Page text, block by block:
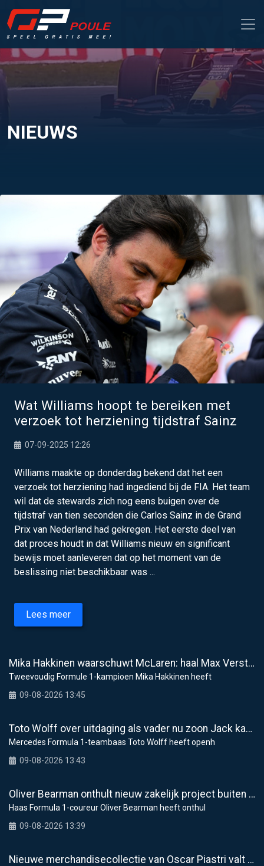
NIEUWS
Wat Williams hoopt te bereiken met
verzoek tot herziening tijdstraf Sainz
07-09-2025 12:26
Williams maakte op donderdag bekend dat het een
verzoek tot herziening had ingediend bij de FIA. Het team
wil dat de stewards zich nog eens buigen over de
tijdstraf van tien seconden die Carlos Sainz in de Grand
Prix van Nederland had gekregen. Het eerste deel van
dat proces houdt in dat Williams nieuw en significant
bewijs moet aanleveren dat op het moment van de
beslissing niet beschikbaar was ...
Lees meer
Mika Hakkinen waarschuwt McLaren: haal Max Verstappen niet binnen
Tweevoudig Formule 1-kampioen Mika Hakkinen heeft
09-08-2026 13:45
Toto Wolff over uitdaging als vader nu zoon Jack kartkampioenschap leidt
Mercedes Formula 1-teambaas Toto Wolff heeft openh
09-08-2026 13:43
Oliver Bearman onthult nieuw zakelijk project buiten de F1
Haas Formula 1-coureur Oliver Bearman heeft onthul
09-08-2026 13:39
Nieuwe merchandisecollectie van Oscar Piastri valt in de smaak bij fans